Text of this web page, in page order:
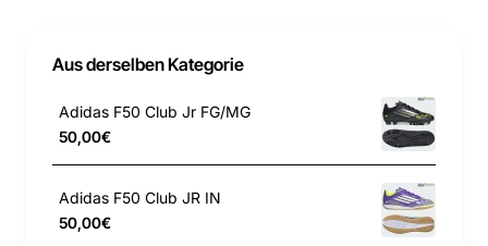
besonders weich und leicht. Das integrierte haptische
Overlay sorgt für höhere Schusspräzision. Strikeframe:
Leichte, durchgehende Platte mit optimalem Grip für
Technologie für Stabilität im Mittelfußbereich, für mehr
Power beim Torschuss. Die typische, umschlagbare
Predator Zunge sorgt für eine glatte Schussfläche, die
Aus derselben Kategorie
Adidas F50 Club Jr FG/MG
50,00€
Adidas F50 Club JR IN
50,00€